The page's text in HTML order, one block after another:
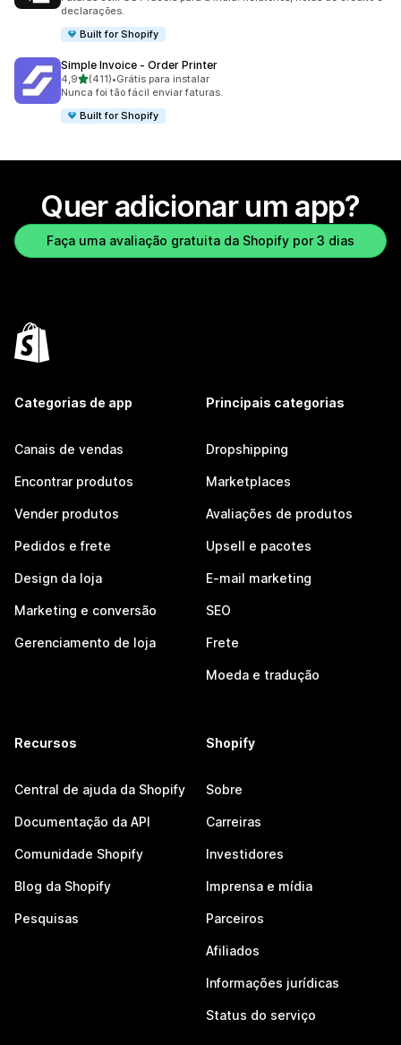
declarações.
Built for Shopify
Simple Invoice ‑ Order Printer
4,9de 5 estrelas
(411)
411 avaliações ao todo
•Grátis para instalar
Nunca foi tão fácil enviar faturas.
Built for Shopify
Quer adicionar um app?
Faça uma avaliação gratuita da Shopify por 3 dias
Categorias de app
Canais de vendas
Encontrar produtos
Vender produtos
Pedidos e frete
Design da loja
Marketing e conversão
Gerenciamento de loja
Principais categorias
Dropshipping
Marketplaces
Avaliações de produtos
Upsell e pacotes
E-mail marketing
SEO
Frete
Moeda e tradução
Recursos
Central de ajuda da Shopify
Documentação da API
Comunidade Shopify
Blog da Shopify
Pesquisas
Shopify
Sobre
Carreiras
Investidores
Imprensa e mídia
Parceiros
Afiliados
Informações jurídicas
Status do serviço